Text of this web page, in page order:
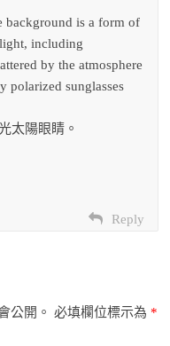
background is a form of
including
by the atmosphere
polarized sunglasses
太陽眼睛。
Reply
公開。 必填欄位標示為 *